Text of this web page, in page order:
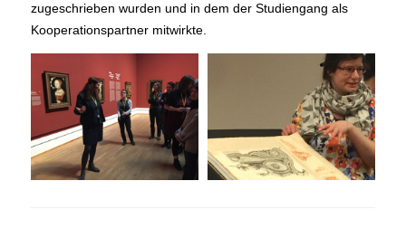
zugeschrieben wurden und in dem der Studiengang als
Kooperationspartner mitwirkte.